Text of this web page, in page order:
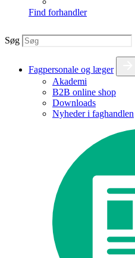
Find forhandler
Søg
Fagpersonale og læger
Akademi
B2B online shop
Downloads
Nyheder i faghandlen